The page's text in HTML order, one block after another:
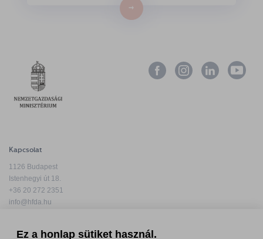
→
Kapcsolat
1126 Budapest
Istenhegyi út 18.
+36 20 272 2351
info@hfda.hu
Ez a honlap sütiket használ.